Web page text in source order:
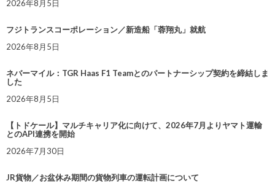
2026年8月5日
フジトランスコーポレーション／新造船「蓉翔丸」就航
2026年8月5日
ネバーマイル：TGR Haas F1 Teamとのパートナーシップ契約を締結しま
した
2026年8月5日
【トドケール】マルチキャリア化に向けて、2026年7月よりヤマト運輸
とのAPI連携を開始
2026年7月30日
JR貨物／お盆休み期間の貨物列車の運転計画について